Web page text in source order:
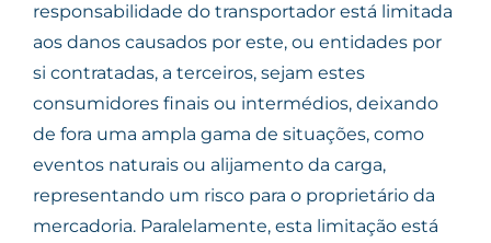
responsabilidade do transportador está limitada
aos danos causados por este, ou entidades por
si contratadas, a terceiros, sejam estes
consumidores finais ou intermédios, deixando
de fora uma ampla gama de situações, como
eventos naturais ou alijamento da carga,
representando um risco para o proprietário da
mercadoria. Paralelamente, esta limitação está